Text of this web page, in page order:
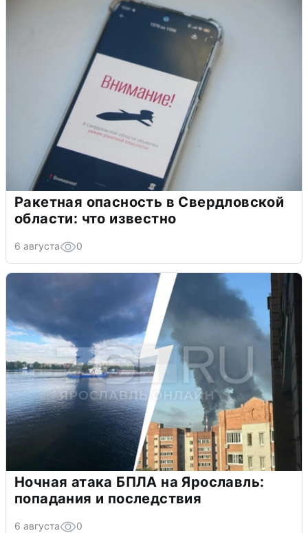
Ракетная опасность в Свердловской
области: что известно
6 августа 0
Ночная атака БПЛА на Ярославль:
попадания и последствия
6 августа 0